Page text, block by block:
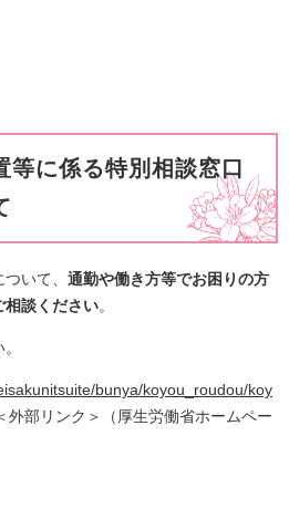
等に係る特別相談窓口
いて、 通勤や働き方等でお困りの方
相談ください。
bunya/koyou_roudou/koy
外部リンク＞
（厚生労働省ホームペー